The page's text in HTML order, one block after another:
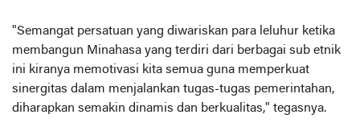
"Semangat persatuan yang diwariskan para leluhur ketika
membangun Minahasa yang terdiri dari berbagai sub etnik
ini kiranya memotivasi kita semua guna memperkuat
sinergitas dalam menjalankan tugas-tugas pemerintahan,
diharapkan semakin dinamis dan berkualitas," tegasnya.